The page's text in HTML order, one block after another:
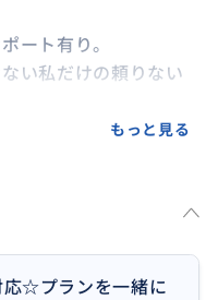
ート有り。
い私だけの頼りない
もっと見る
応☆プランを一緒に